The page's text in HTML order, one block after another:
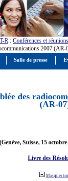
R : Conférences et réunions
2007 (AR-
des
(AR-
(Genève, Suisse, 15
Livre des
Masquer
Salle de presse